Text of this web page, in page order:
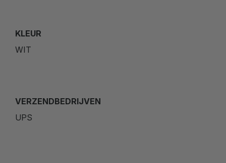
KLEUR
WIT
VERZENDBEDRIJVEN
UPS